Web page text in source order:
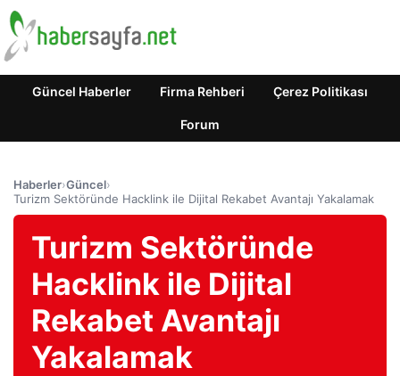
Güncel Haberler Firma Rehberi Çerez Politikası
Forum
Haberler›Güncel›
Turizm Sektöründe Hacklink ile Dijital Rekabet Avantajı Yakalamak
Turizm Sektöründe
Hacklink ile Dijital
Rekabet Avantajı
Yakalamak